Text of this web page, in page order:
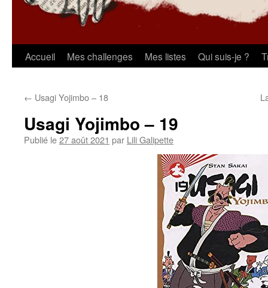
Aller
contenu
Accueil Mes challenges Mes listes Qui suis-je ?
← Usagi Yojimbo – 18
Usagi Yojimbo – 19
Publié le27 août 2021 par Lili Galipette